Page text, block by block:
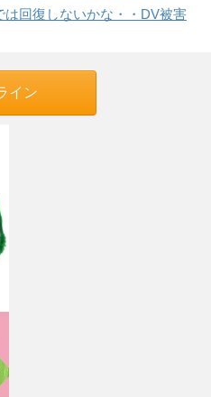
回復しないかな・・DV被害
イン